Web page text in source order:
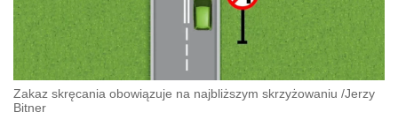
Zakaz skręcania obowiązuje na najbliższym skrzyżowaniu /Jerzy
Bitner